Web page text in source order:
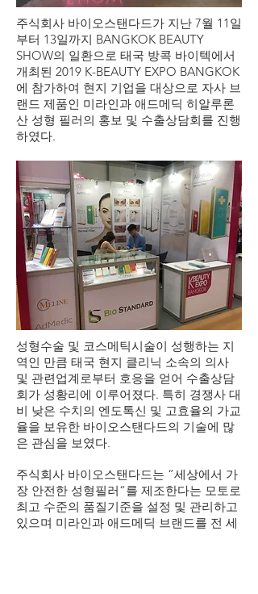
주식회사 바이오스탠다드가 지난 7월 11일
부터 13일까지 BANGKOK BEAUTY
SHOW의 일환으로 태국 방콕 바이텍에서
개최된 2019 K-BEAUTY EXPO BANGKOK
에 참가하여 현지 기업을 대상으로 자사 브
랜드 제품인 미라인과 애드메딕 히알루론
산 성형 필러의 홍보 및 수출상담회를 진행
하였다.
성형수술 및 코스메틱시술이 성행하는 지
역인 만큼 태국 현지 클리닉 소속의 의사
및 관련업계로부터 호응을 얻어 수출상담
회가 성황리에 이루어졌다. 특히 경쟁사 대
비 낮은 수치의 엔도톡신 및 고효율의 가교
율을 보유한 바이오스탠다드의 기술에 많
은 관심을 보였다.
주식회사 바이오스탠다드는 “세상에서 가
장 안전한 성형필러“를 제조한다는 모토로
최고 수준의 품질기준을 설정 및 관리하고
있으며 미라인과 애드메딕 브랜드를 전 세